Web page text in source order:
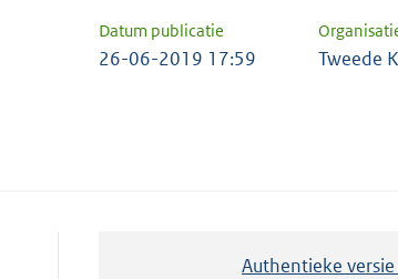
Datum publicatie
26-06-2019 17:59 Tweede
Authentieke versie